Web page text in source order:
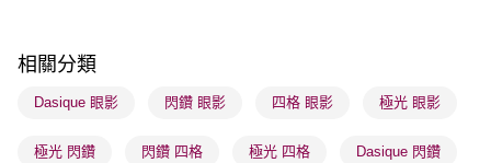
每筆HK$65.00，滿HK$300.00或以上免運費
確認發貨後1-3 工作天送達，訂單將隨機分配至SF順豐速運或京東
相關分類
Dasique 眼影 閃鑽 眼影 四格 眼影 極光 眼影
極光 閃鑽 閃鑽 四格 極光 四格 Dasique 閃鑽